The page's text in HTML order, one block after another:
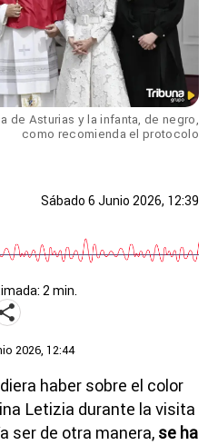
de Asturias y la infanta, de negro,
como recomienda el protocolo
Sábado 6 Junio 2026, 12:39
2 min.
2026, 12:44
haber sobre el color
Letizia durante la visita
ser de otra manera, se ha